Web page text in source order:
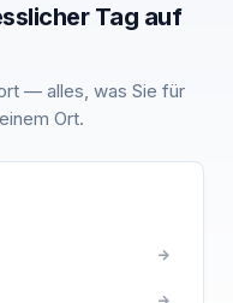
Tag auf
— alles, was Sie für
Ort.